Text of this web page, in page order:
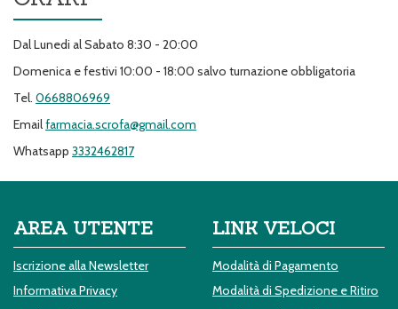
Dal Lunedi al Sabato 8:30 - 20:00
Domenica e festivi 10:00 - 18:00 salvo turnazione obbligatoria
Tel. 0668806969
Emailfarmacia.scrofa@gmail.com
Whatsapp 3332462817
AREA UTENTE
Iscrizione alla Newsletter
Informativa Privacy
LINK VELOCI
Modalità di Pagamento
Modalità di Spedizione e Ritiro